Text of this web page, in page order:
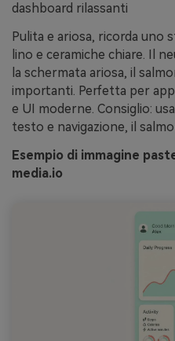
dashboard rilassanti
Pulita e ariosa, ricorda uno
lino e ceramiche chiare. Il
la schermata ariosa, il
importanti. Perfetta per
e UI moderne. Consiglio:
testo e navigazione, il
Esempio di immagine
media.io